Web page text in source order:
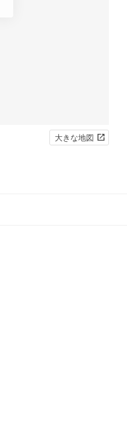
大きな地図